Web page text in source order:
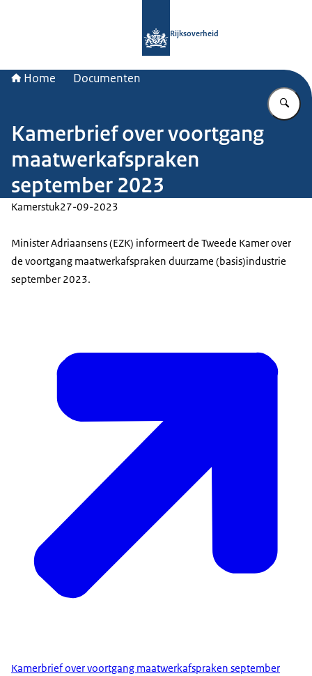
Rijksoverheid
Home Documenten
Kamerbrief over voortgang
maatwerkafspraken
september 2023
Kamerstuk27-09-2023
Minister Adriaansens (EZK) informeert de Tweede Kamer over
de voortgang maatwerkafspraken duurzame (basis)industrie
september 2023.
Kamerbrief over voortgang maatwerkafspraken september